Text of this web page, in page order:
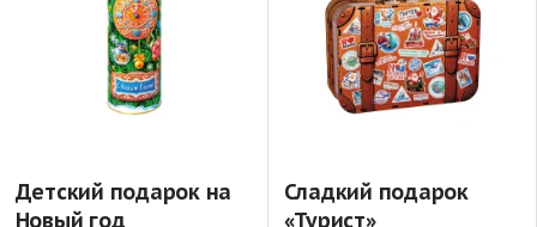
Детский подарок на
Новый год
Сладкий подарок
«Турист»